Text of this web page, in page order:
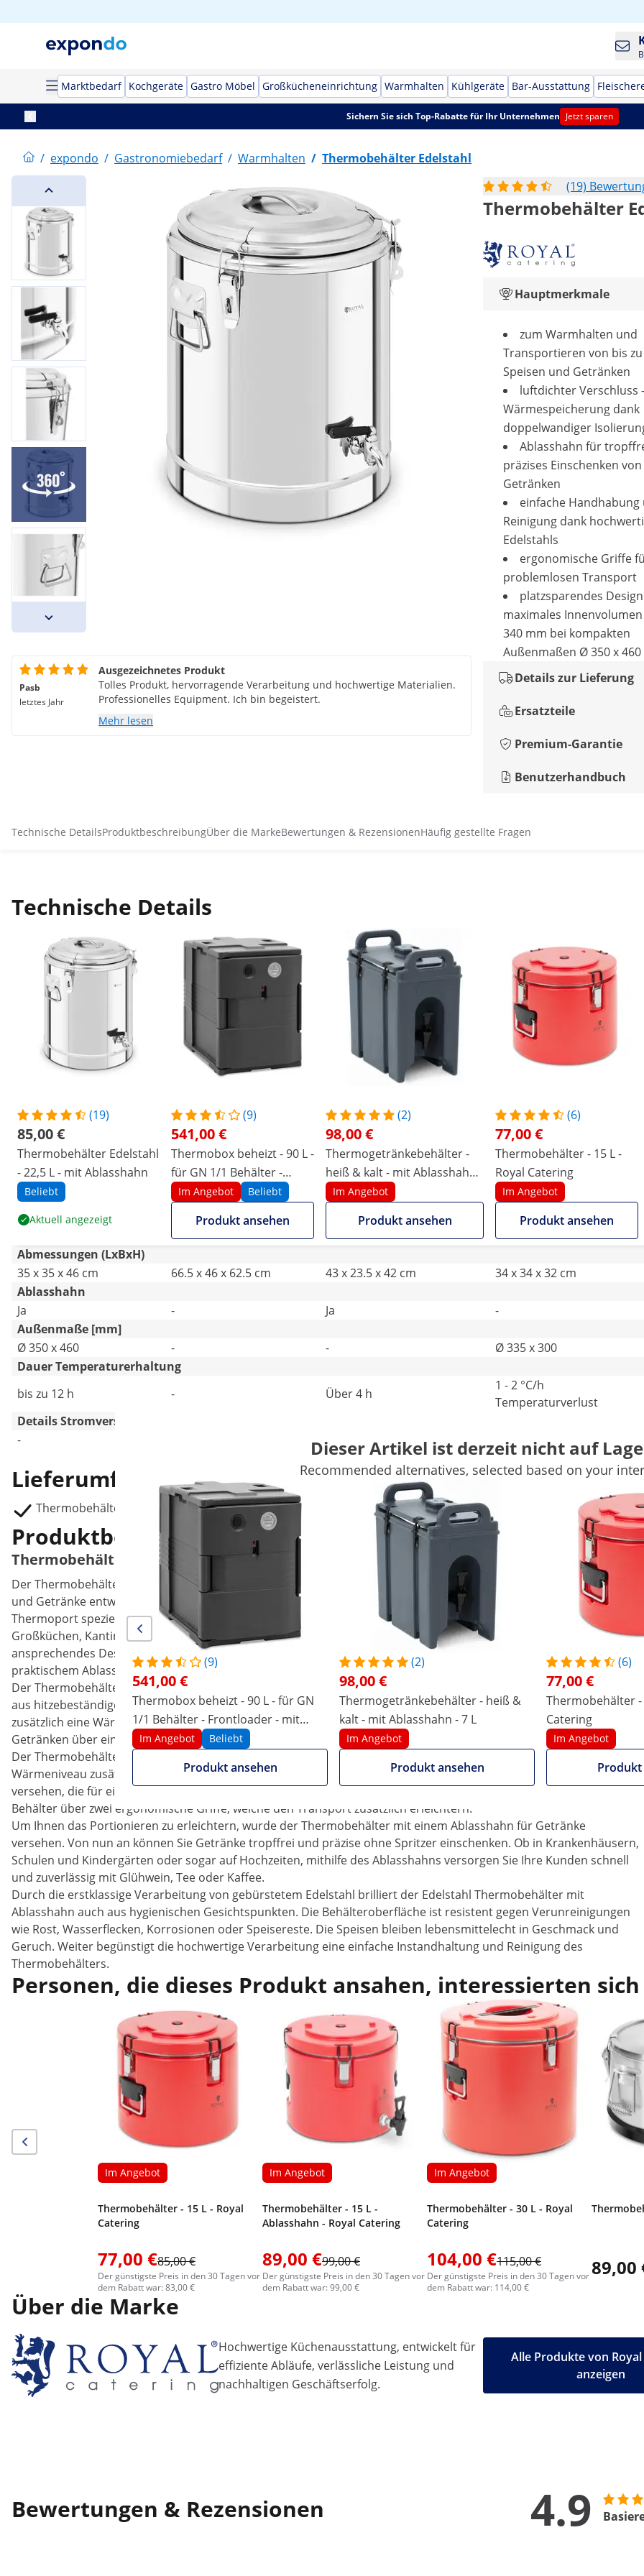
Marktbedarf Kochgeräte Gastro Möbel Großkücheneinrichtung Warmhalten Kühlgeräte Bar-Ausstattung
Sichern Sie sich Top-Rabatte für Ihr Unternehmen Jetzt sparen
/ expondo / Gastronomiebedarf / Warmhalten / Thermobehälter Edelstahl
(19)
Thermobehälter
Hauptmerkmale
zum Warmhalten und
Transportieren von bis zu
Speisen und Getränken
luftdichter Verschluss
Wärmespeicherung dank
doppelwandiger
Ablasshahn für
präzises Einschenken von
Getränken
einfache Handhabung
Reinigung dank
Edelstahls
ergonomische Griffe
problemlosen Transport
platzsparendes
maximales
340 mm bei kompakten
Außenmaßen Ø 350 x
Details zur Lieferung
Ersatzteile
Premium-Garantie
Benutzerhandbuch
Pasb
letztes Jahr
Ausgezeichnetes Produkt
Tolles Produkt, hervorragende Verarbeitung und hochwertige Materialien.
Professionelles Equipment. Ich bin begeistert.
Mehr lesen
Technische DetailsProduktbeschreibungÜber die MarkeBewertungen & RezensionenHäufig gestellte Fragen
Technische Details
(19)
85,00 €
Thermobehälter Edelstahl
- 22,5 L - mit Ablasshahn
Beliebt
Aktuell angezeigt
(9)
541,00 €
Thermobox beheizt - 90 L -
für GN 1/1 Behälter -
Frontloader - mit
Temperaturanzeige
Im Angebot Beliebt
Produkt ansehen
(2)
98,00 €
Thermogetränkebehälter -
heiß & kalt - mit Ablasshahn -
7 L
Im Angebot
Produkt ansehen
(6)
77,00 €
Thermobehälter - 15 L -
Royal Catering
Im Angebot
Produkt ansehen
Abmessungen (LxBxH)
35 x 35 x 46 cm
66.5 x 46 x 62.5 cm 43 x 23.5 x 42 cm
34 x 34 x 32 cm
Ablasshahn
Ja
- Ja
-
Außenmaße [mm]
Ø 350 x 460
- -
Ø 335 x 300
Dauer Temperaturerhaltung
bis zu 12 h
- Über 4 h
1 - 2 °C/h
Temperaturverlust
Details Stromversorgung
-
-
Weitere Merkmale vergleichen
Lieferumfang
Thermobehälter Edelstahl RCTP-30ET
Dieser Artikel ist derzeit nicht auf
Recommended alternatives, selected based on your
(9)
541,00 €
Thermobox beheizt - 90 L - für GN
1/1 Behälter - Frontloader - mit
Temperaturanzeige
Im Angebot Beliebt
Produkt ansehen
(2)
98,00 €
Thermogetränkebehälter - heiß &
kalt - mit Ablasshahn - 7 L
Im Angebot
Produkt ansehen
(6)
77,00 €
Thermobehälter -
Catering
Im Angebot
Produkt
Produktbeschreibung
Thermobehälter Edelstahl - 22,5 L - mit Ablasshahn
Der Thermobehälter Edelstahl wurde für einen sicheren und unkomplizierten Transport heißer wie kalter Speisen
und Getränke entworfen. Royal Catering – Ihr Online-Fachhändler für den Gastronomiebedarf – hat den Edelstahl
Thermoport speziell für gehobene Gastronomiebetriebe, wie etwa Restaurants und Hotels, als auch für
Großküchen, Kantinen, oder Catering Lieferservices konzipiert. Wenn Sie Funktionalität, Haltbarkeit und ein
ansprechendes Design bei Küchenausrüstung wertschätzen, ist dieser 22,5 l fassende, doppelwandig isolierte mit
praktischem Ablasshahn versehene Thermobehälter zum Warmhalten ein unverzichtbarer Helfer.
Der Thermobehälter mit Ablasshahn kommt mit einem Fassungsvermögen von 22,5 l. Der Behälter samt Boden ist
aus hitzebeständigem, doppelwandigem Edelstahl gefertigt. Zwischen den beiden Edelstahlwänden befindet sich
zusätzlich eine Wärmedämmschicht. Durch die doppelwandige Isolierung bleibt die Temperatur von Speisen und
Getränken über einen Zeitraum von bis zu zwölf Stunden lang erhalten.
Der Thermobehälter für Essen Gastro ist mit einem abnehmbaren Edelstahldeckel ausgestattet, wodurch das
Wärmeniveau zusätzlich gesichert wird. Der Deckel ist mit zwei einfach zu bedienenden Spannverschlüssen
versehen, die für einen festen Sitz sorgen und so eine saubere Beförderung garantieren. Zudem verfügt der
Behälter über zwei ergonomische Griffe, welche den Transport zusätzlich erleichtern.
Um Ihnen das Portionieren zu erleichtern, wurde der Thermobehälter mit einem Ablasshahn für Getränke
versehen. Von nun an können Sie Getränke tropffrei und präzise ohne Spritzer einschenken. Ob in Krankenhäusern,
Schulen und Kindergärten oder sogar auf Hochzeiten, mithilfe des Ablasshahns versorgen Sie Ihre Kunden schnell
und zuverlässig mit Glühwein, Tee oder Kaffee.
Durch die erstklassige Verarbeitung von gebürstetem Edelstahl brilliert der Edelstahl Thermobehälter mit
Ablasshahn auch aus hygienischen Gesichtspunkten. Die Behälteroberfläche ist resistent gegen Verunreinigungen
wie Rost, Wasserflecken, Korrosionen oder Speisereste. Die Speisen bleiben lebensmittelecht in Geschmack und
Geruch. Weiter begünstigt die hochwertige Verarbeitung eine einfache Instandhaltung und Reinigung des
Thermobehälters.
Personen, die dieses Produkt ansahen, interessierten
Im Angebot
Thermobehälter - 15 L - Royal
Catering
77,00 €85,00 €
Der günstigste Preis in den 30 Tagen vor
dem Rabatt war: 83,00 €
Im Angebot
Thermobehälter - 15 L -
Ablasshahn - Royal Catering
89,00 €99,00 €
Der günstigste Preis in den 30 Tagen vor
dem Rabatt war: 99,00 €
Im Angebot
Thermobehälter - 30 L - Royal
Catering
104,00 €115,00 €
Der günstigste Preis in den 30 Tagen vor
dem Rabatt war: 114,00 €
89,00
Über die Marke
Hochwertige Küchenausstattung, entwickelt für
effiziente Abläufe, verlässliche Leistung und
nachhaltigen Geschäftserfolg.
Alle Produkte von
anzeigen
Bewertungen & Rezensionen 4.9